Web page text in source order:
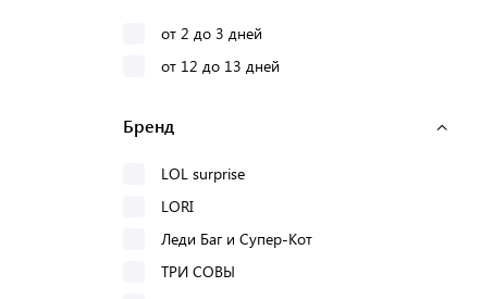
от 2 до 3 дней
от 12 до 13 дней
Бренд
LOL surprise
LORI
Леди Баг и Супер-Кот
ТРИ СОВЫ